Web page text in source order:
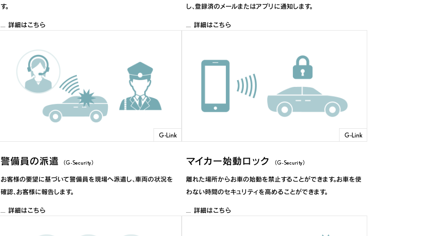
す。
詳細はこちら
し、登録済のメールまたはアプリに通知します。
詳細はこちら
G-Link
警備員の派遣 （G-Security）
お客様の要望に基づいて警備員を現場へ派遣し、車両の状況を
確認、お客様に報告します。
詳細はこちら
G-Link
マイカー始動ロック （G-Security）
離れた場所からお車の始動を禁止することができます。お車を使
わない時間のセキュリティを高めることができます。
詳細はこちら